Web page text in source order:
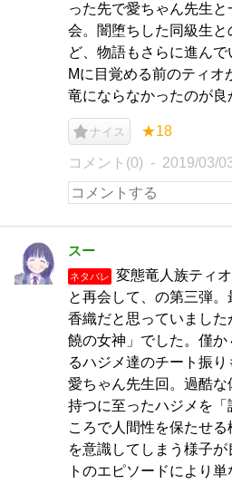
った先で愛ちゃん先生
会。闇堕ちした同級生
ど、物語もさらに進ん
Mに目覚める前のティオ
竜にならなかったのが良
ナイス ★18
コメント(0) 2019/03/
スー
ネタバレ
変態竜人族ティ
と再会して、の第三弾
香織だと思っていまし
饒の女神」でした。僅
るハジメ達のチート振
愛ちゃん先生回。過酷
持つに至ったハジメを
ころで人間性を保たせ
を意識してしまう様子
トのエピソードにより